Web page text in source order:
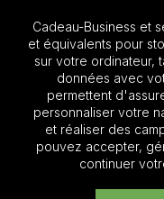
Nos catalogues
Les must 2025
Focus BTP
Focus
Cadeau-Business et
et équivalents pour
sur votre ordinateur,
données avec
permettent
personnaliser votre
et réaliser des
pouvez accepter,
continuer